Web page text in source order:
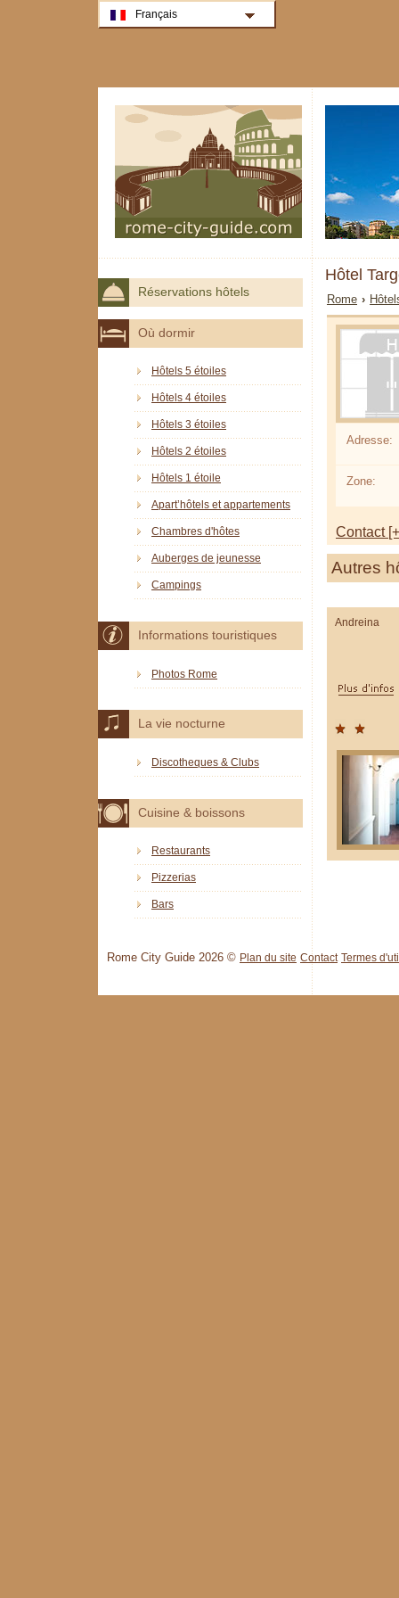
Hôtel
Rome ›
Adresse:
Zone:
Contact
Autres
Andreina
Réservations hôtels
Où dormir
Hôtels 5 étoiles
Hôtels 4 étoiles
Hôtels 3 étoiles
Hôtels 2 étoiles
Hôtels 1 étoile
Apart’hôtels et appartements
Chambres d'hôtes
Auberges de jeunesse
Campings
Informations touristiques
Photos Rome
La vie nocturne
Discotheques & Clubs
Cuisine & boissons
Restaurants
Pizzerias
Bars
Rome City Guide 2026 © Plan du site Contact Termes
Français